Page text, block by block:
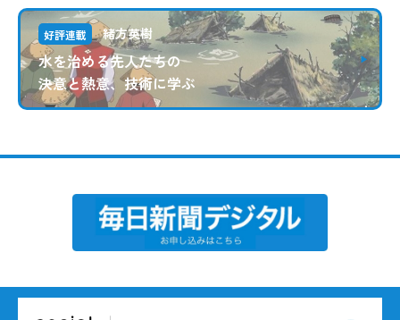
好評連載 緒方英樹
水を治める先人たちの
決意と熱意、技術に学ぶ